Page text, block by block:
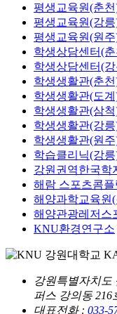
평생교육원(춘
평생교육원(강
평생교육원(원
학생상담센터(
학생상담센터(
학생생활관(춘
학생생활관(도
학생생활관(삼
학생생활관(강
학생생활관(원
학습클리닉(강
강원권역한국학
해람 스포츠콤
해양과학교육원
해양관광레저스
KNU환경연구소
강원특별자치도
퍼스 강의동
대표전화 : 033-